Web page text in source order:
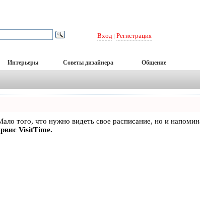
Вход Регистрация
Интерьеры Советы дизайнера Общение
того, что нужно видеть свое расписание, но и
VisitTime.